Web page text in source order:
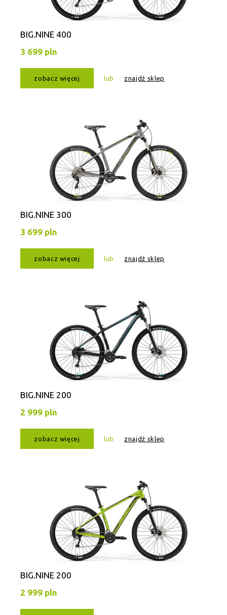
BIG.NINE 400
3 699 pln
zobacz więcej lub znajdź sklep
BIG.NINE 300
3 699 pln
zobacz więcej lub znajdź sklep
BIG.NINE 200
2 999 pln
zobacz więcej lub znajdź sklep
BIG.NINE 200
2 999 pln